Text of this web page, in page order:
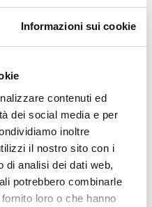
Informazioni sui cookie
contenuti ed
dei social media e per
inoltre
il nostro sito con i
di analisi dei dati web,
potrebbero combinarle
loro o che hanno
alimentano il
Gomme. Per
il nostro territorio
e trasformare il nostro
dedita ad un servizio
Per questi valori i
e … tu cosa aspetti